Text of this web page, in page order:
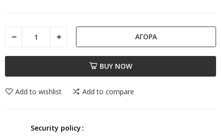
ΑΓΟΡΆ
BUY NOW
Add to wishlist Add to compare
Security policy